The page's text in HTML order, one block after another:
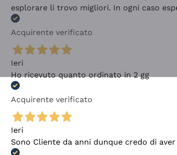
esplorare li trovo migliori. In ogni caso
Acquirente verificato
Ieri
Ho ricevuto quanto ordinato in 2 gg
Acquirente verificato
Ieri
Sono Cliente da anni dunque credo di